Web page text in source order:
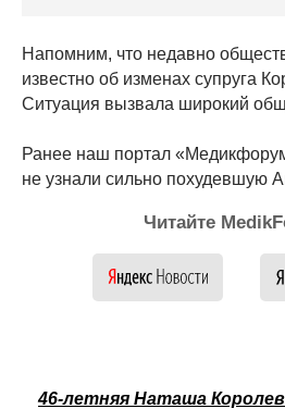
Напомним, что недавно
известно об изменах супруга
Ситуация вызвала широкий
Ранее наш портал
не узнали сильно похудевшую
Читайте
46-летняя Наташа